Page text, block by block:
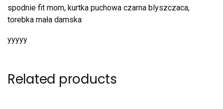
spodnie fit mom, kurtka puchowa czarna blyszczaca,
torebka mała damska
yyyyy
Related products